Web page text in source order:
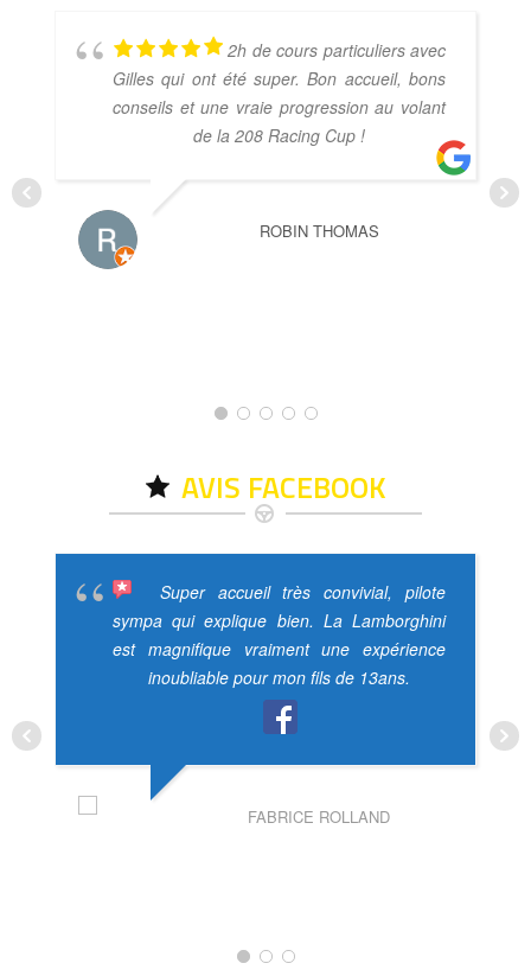
2h de cours particuliers avec
Gilles qui ont été super. Bon accueil, bons
conseils et une vraie progression au volant
de la 208 Racing Cup !
ROBIN THOMAS
AVIS FACEBOOK
Super accueil très convivial, pilote
sympa qui explique bien. La Lamborghini
est magnifique vraiment une expérience
inoubliable pour mon fils de 13ans.
FABRICE ROLLAND